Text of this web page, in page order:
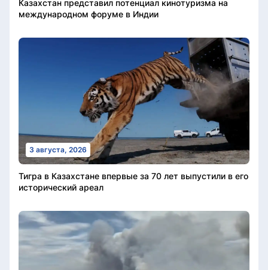
Казахстан представил потенциал кинотуризма на
международном форуме в Индии
3 августа, 2026
Тигра в Казахстане впервые за 70 лет выпустили в его
исторический ареал